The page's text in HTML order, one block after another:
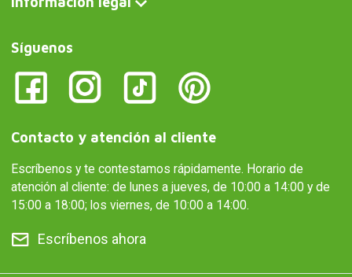
Síguenos
Contacto y atención al cliente
Escríbenos y te contestamos rápidamente. Horario de
atención al cliente: de lunes a jueves, de 10:00 a 14:00 y de
15:00 a 18:00; los viernes, de 10:00 a 14:00.
Escríbenos ahora